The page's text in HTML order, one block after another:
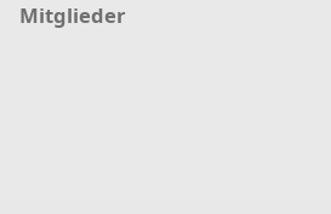
Mitglieder